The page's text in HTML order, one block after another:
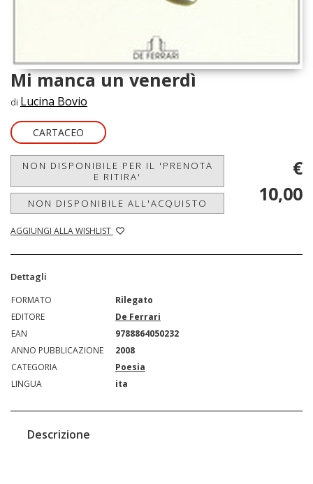
Mi manca un venerdì
di Lucina Bovio
CARTACEO
NON DISPONIBILE PER IL 'PRENOTA
E RITIRA'
NON DISPONIBILE ALL'ACQUISTO
AGGIUNGI ALLA WISHLIST
€
10,00
Dettagli
FORMATO
Rilegato
EDITORE
De Ferrari
EAN
9788864050232
ANNO PUBBLICAZIONE
2008
CATEGORIA
Poesia
LINGUA
ita
Descrizione